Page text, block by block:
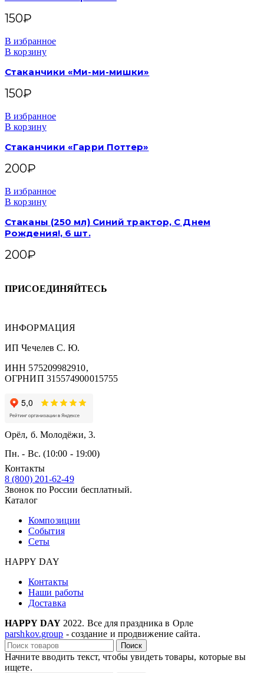
150₽
В избранное
В корзину
Стаканчики «Ми-ми-мишки»
150₽
В избранное
В корзину
Стаканчики «Гарри Поттер»
200₽
В избранное
В корзину
Стаканы (250 мл) Синий трактор, С Днем
Рождения!, 6 шт.
200₽
ПРИСОЕДИНЯЙТЕСЬ
ИНФОРМАЦИЯ
ИП Чечелев С. Ю.
ИНН 575209982910,
ОГРНИП 315574900015755
Орёл, б. Молодёжи, 3.
Пн. - Вс. (10:00 - 19:00)
Контакты
8 (800) 201-62-49
Звонок по России бесплатный.
Каталог
Композиции
События
Сеты
HAPPY DAY
Контакты
Наши работы
Доставка
HAPPY DAY 2022. Все для праздника в Орле
parshkov.group - создание и продвижение сайта.
Поиск
Начните вводить текст, чтобы увидеть товары, которые вы
ищете.